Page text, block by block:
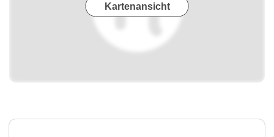
Kartenansicht